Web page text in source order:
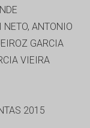
ANTONIO
GARCIA
VIEIRA
2015